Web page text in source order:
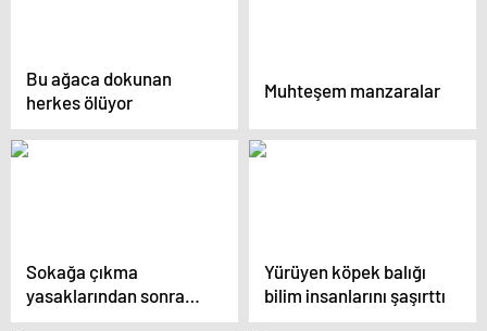
Bu ağaca dokunan
herkes ölüyor
Muhteşem manzaralar
Sokağa çıkma
yasaklarından sonra
köpek satışları arttı
Yürüyen köpek balığı
bilim insanlarını şaşırttı